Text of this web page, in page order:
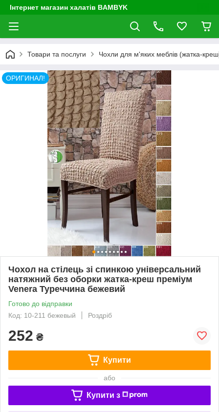
Інтернет магазин халатів BAMBYK
Товари та послуги Чохли для м'яких меблів (жатка-
ОРИГИНАЛ!
Чохол на стілець зі спинкою універсальний
натяжний без оборки жатка-креш преміум
Venera Туреччина бежевий
Готово до відправки
Код: 10-211 бежевый
Роздріб
252 ₴
Купити
або
Купити з